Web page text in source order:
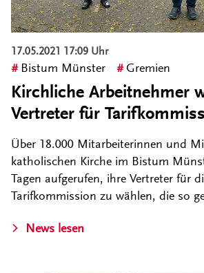
17.05.2021 17:09 Uhr
Bistum Münster Gremien
Kirchliche Arbeitnehmer
Vertreter für
Über 18.000 Mitarbeiterinnen und
katholischen Kirche im Bistum
Tagen aufgerufen, ihre Vertreter für
Tarifkommission zu wählen, die so
News lesen